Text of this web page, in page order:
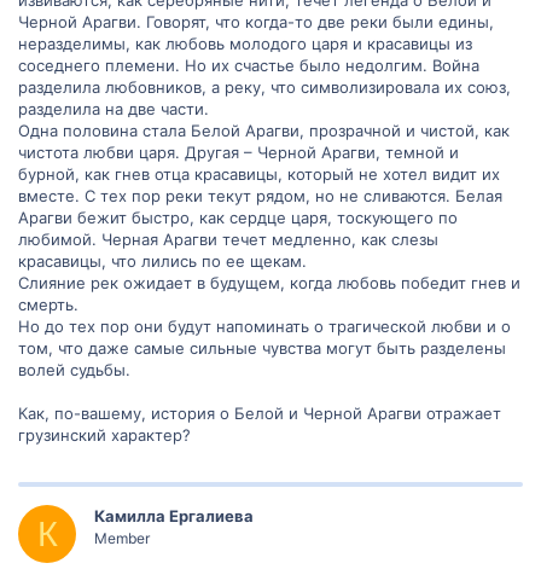
Черной Арагви. Говорят, что когда-то две реки были едины,
неразделимы, как любовь молодого царя и красавицы из
соседнего племени. Но их счастье было недолгим. Война
разделила любовников, а реку, что символизировала их союз,
разделила на две части.
Одна половина стала Белой Арагви, прозрачной и чистой, как
чистота любви царя. Другая – Черной Арагви, темной и
бурной, как гнев отца красавицы, который не хотел видит их
вместе. С тех пор реки текут рядом, но не сливаются. Белая
Арагви бежит быстро, как сердце царя, тоскующего по
любимой. Черная Арагви течет медленно, как слезы
красавицы, что лились по ее щекам.
Слияние рек ожидает в будущем, когда любовь победит гнев и
смерть.
Но до тех пор они будут напоминать о трагической любви и о
том, что даже самые сильные чувства могут быть разделены
волей судьбы.
Как, по-вашему, история о Белой и Черной Арагви отражает
грузинский характер?
К Камилла Ергалиева
Member